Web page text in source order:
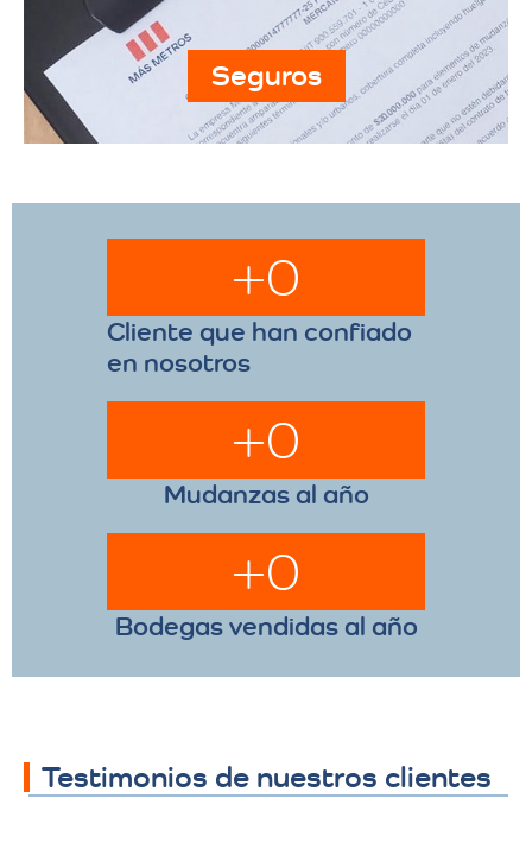
Seguros
Cliente que han confiado
en nosotros
+0
Mudanzas al año
+0
Bodegas vendidas al año
+0
Testimonios de nuestros clientes